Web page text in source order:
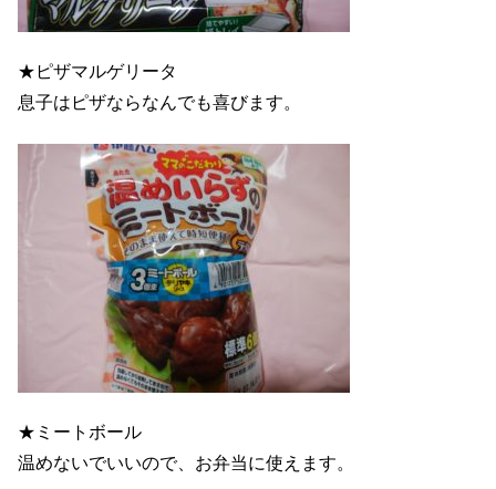
★ピザマルゲリータ
息子はピザならなんでも喜びます。
★ミートボール
温めないでいいので、お弁当に使えます。